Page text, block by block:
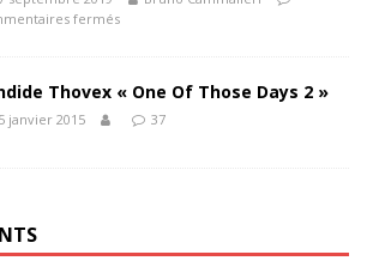
fermés
Thovex « One Of Those Days 2 »
janvier 2015 37